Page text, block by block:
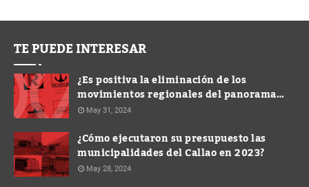
TE PUEDE INTERESAR
¿Es positiva la eliminación de los
movimientos regionales del panorama
electoral?
May 31, 2024
¿Cómo ejecutaron su presupuesto las
municipalidades del Callao en 2023?
May 28, 2024